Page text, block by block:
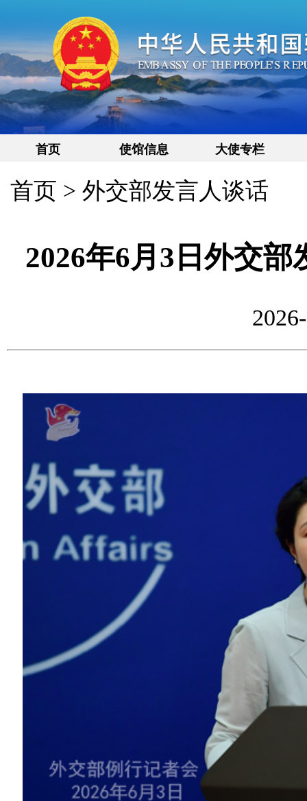
首页 使馆信息 大使专栏
首页 > 外交部发言人谈话
2026年6月3日外交